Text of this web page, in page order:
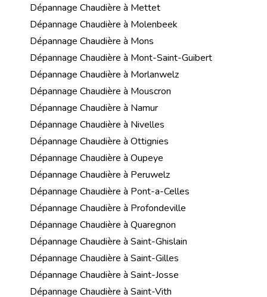
Dépannage Chaudière à Mettet
Dépannage Chaudière à Molenbeek
Dépannage Chaudière à Mons
Dépannage Chaudière à Mont-Saint-Guibert
Dépannage Chaudière à Morlanwelz
Dépannage Chaudière à Mouscron
Dépannage Chaudière à Namur
Dépannage Chaudière à Nivelles
Dépannage Chaudière à Ottignies
Dépannage Chaudière à Oupeye
Dépannage Chaudière à Peruwelz
Dépannage Chaudière à Pont-a-Celles
Dépannage Chaudière à Profondeville
Dépannage Chaudière à Quaregnon
Dépannage Chaudière à Saint-Ghislain
Dépannage Chaudière à Saint-Gilles
Dépannage Chaudière à Saint-Josse
Dépannage Chaudière à Saint-Vith